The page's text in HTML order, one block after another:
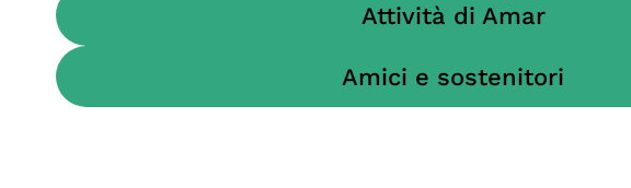
Attività di Amar
Amici e sostenitori